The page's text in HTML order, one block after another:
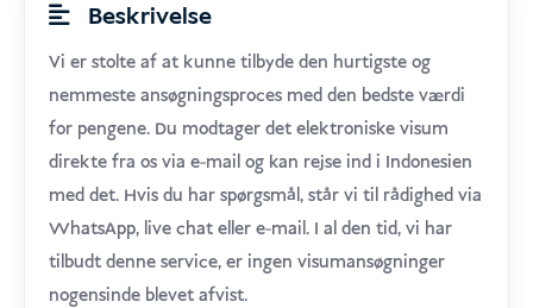
Beskrivelse
Vi er stolte af at kunne tilbyde den hurtigste og
nemmeste ansøgningsproces med den bedste værdi
for pengene. Du modtager det elektroniske visum
direkte fra os via e-mail og kan rejse ind i Indonesien
med det. Hvis du har spørgsmål, står vi til rådighed via
WhatsApp, live chat eller e-mail. I al den tid, vi har
tilbudt denne service, er ingen visumansøgninger
nogensinde blevet afvist.